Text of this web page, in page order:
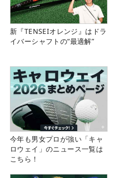
新『TENSEIオレンジ』はドラ
イバーシャフトの“最適解”
今年も男女プロが強い「キャ
ロウェイ」のニュース一覧は
こちら！